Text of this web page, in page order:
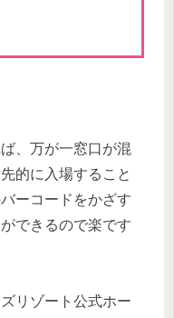
、万が一窓口が混
的に入場すること
ーコードをかざす
できるので楽です
リゾート公式ホー